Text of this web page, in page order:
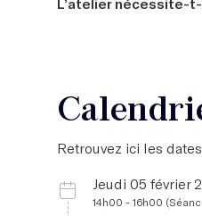
Retrouvez ici les
Jeudi 05 février
14h00 - 16h00